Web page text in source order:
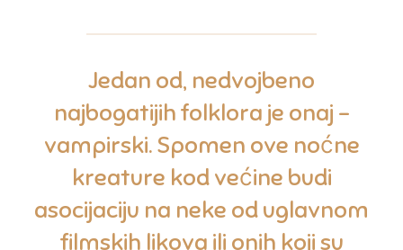
Jedan od, nedvojbeno
najbogatijih folklora je onaj –
vampirski. Spomen ove noćne
kreature kod većine budi
asocijaciju na neke od uglavnom
filmskih likova ili onih koji su